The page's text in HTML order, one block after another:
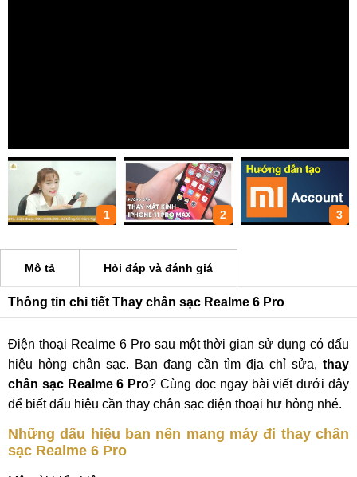
1 2 3
Mô tả Hỏi đáp và đánh giá
Thông tin chi tiết Thay chân sạc Realme 6 Pro
Điện thoại Realme 6 Pro sau một thời gian sử dụng có dấu
hiệu hỏng chân sạc. Bạn đang cần tìm địa chỉ sửa, thay
chân sạc Realme 6 Pro? Cùng đọc ngay bài viết dưới đây
để biết dấu hiệu cần thay chân sạc điện thoại hư hỏng nhé.
Những dấu hiệu ban nên mang máy đi thay chân
sạc Realme 6 Pro